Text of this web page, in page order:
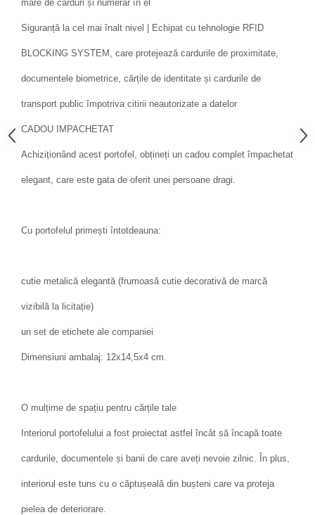
mare de carduri și numerar în el
Siguranță la cel mai înalt nivel | Echipat cu tehnologie RFID
BLOCKING SYSTEM, care protejează cardurile de proximitate,
documentele biometrice, cărțile de identitate și cardurile de
transport public împotriva citirii neautorizate a datelor
CADOU IMPACHETAT
Achiziționând acest portofel, obțineți un cadou complet împachetat
elegant, care este gata de oferit unei persoane dragi.
Cu portofelul primești întotdeauna:
cutie metalică elegantă (frumoasă cutie decorativă de marcă
vizibilă la licitație)
un set de etichete ale companiei
Dimensiuni ambalaj: 12x14,5x4 cm.
O mulțime de spațiu pentru cărțile tale
Interiorul portofelului a fost proiectat astfel încât să încapă toate
cardurile, documentele și banii de care aveți nevoie zilnic. În plus,
interiorul este tuns cu o căptușeală din bușteni care va proteja
pielea de deteriorare.